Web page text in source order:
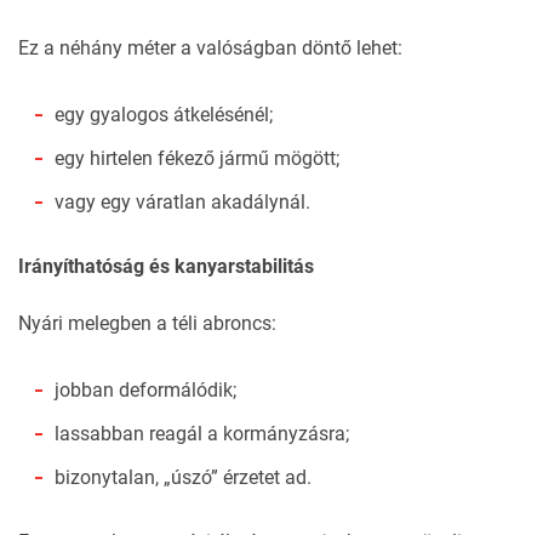
Ez a néhány méter a valóságban döntő lehet:
egy gyalogos átkelésénél;
egy hirtelen fékező jármű mögött;
vagy egy váratlan akadálynál.
Irányíthatóság és kanyarstabilitás
Nyári melegben a téli abroncs:
jobban deformálódik;
lassabban reagál a kormányzásra;
bizonytalan, „úszó” érzetet ad.